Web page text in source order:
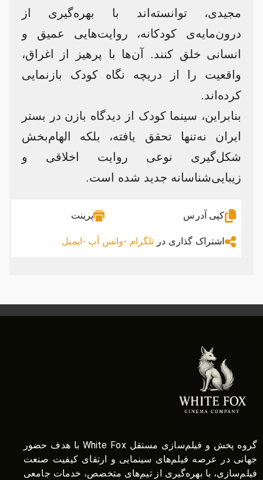
مجیدی، توانسته‌اند با بهره‌گیری از
درون‌مایه‌ی کودکانه، روایت‌هایی عمیق و
انسانی خلق کنند. آن‌ها با پرهیز از اغراق،
واقعیت را از دریچه نگاه کودک بازنمایی
کرده‌اند.
بنابراین، سینما کودک از دیدگاه بازن در بستر
ایران نه‌تنها تحقق یافته، بلکه الهام‌بخش
شکل‌گیری نوعی روایت اخلاقی و
زیبایی‌شناسانه جدید شده است.
کپی آدرس پرینت
اشتراک گذاری در تلگرام -واتس آپ - ایمیل
گروه پخش و فیلم‌سازی مستقل White Fox با هدف حضور
جهانی در عرصه فیلم‌های سینمایی و ارتقای کیفیت صنعت
فیلم‌سازی، با بهره‌گیری از تیم‌های متخصص، خدمات جامعی